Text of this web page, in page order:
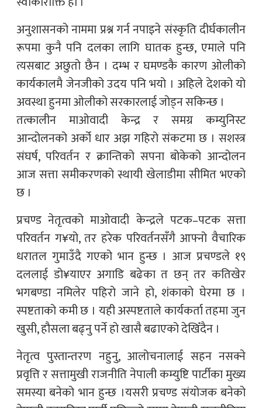
अनुशासनको नाममा प्रश्न गर्न नपाइने संस्कृति दीर्घकालीन
रूपमा कुनै पनि दलका लागि घातक हुन्छ, एमाले पनि
त्यसबाट अछुतो छैन । दम्भ र घमण्डकै कारण ओलीको
कार्यकालमै जेनजीको उदय पनि भयो । अहिले देशको यो
अवस्था हुनमा ओलीको सरकारलाई जोड्न सकिन्छ ।
तत्कालीन माओवादी केन्द्र र समग्र कम्युनिस्ट
आन्दोलनको अर्को धार अझ गहिरो संकटमा छ । सशस्त्र
संघर्ष, परिवर्तन र क्रान्तिको सपना बोकेको आन्दोलन
आज सत्ता समीकरणको स्थायी खेलाडीमा सीमित भएको
छ ।
प्रचण्ड नेतृत्वको माओवादी केन्द्रले पटक–पटक सत्ता
परिवर्तन ग¥यो, तर हरेक परिवर्तनसँगै आफ्नो वैचारिक
धरातल गुमाउँदै गएको भान हुन्छ । आज प्रचण्डले १९
दललाई डो¥याएर अगाडि बढेका त छन् तर कतिखेर
भगबण्डा नमिलेर पहिरो जाने हो, शंकाको घेरमा छ ।
स्पष्टताको कमी छ । यही अस्पष्टताले कार्यकर्ता तहमा जुन
खुसी, हौसला बढ्नु पर्ने हो खासै बढाएको देखिँदैन ।
नेतृत्व पुस्तान्तरण नहुनु, आलोचनालाई सहन नसक्ने
प्रवृत्ति र सत्तामुखी राजनीति नेपाली कम्युष्टि पार्टीका मुख्य
समस्या बनेको भान हुन्छ ।यसरी प्रचण्ड संयोजक बनेको